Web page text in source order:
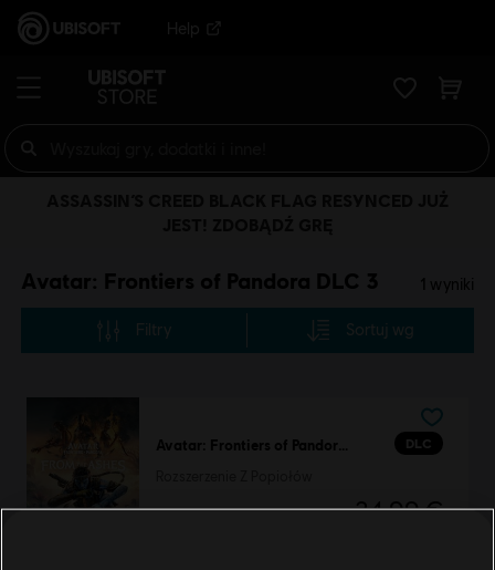
Help
Avatar: Frontiers of Pandora DLC 3 1 wyniki
Filtry Sortuj wg
DLC
24,99 €